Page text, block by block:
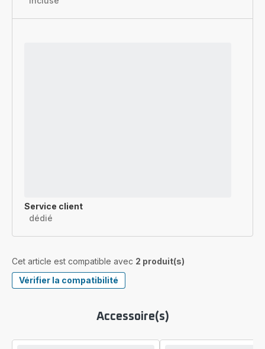
Service client
dédié
Cet article est compatible avec 2 produit(s)
Vérifier la compatibilité
Accessoire(s)